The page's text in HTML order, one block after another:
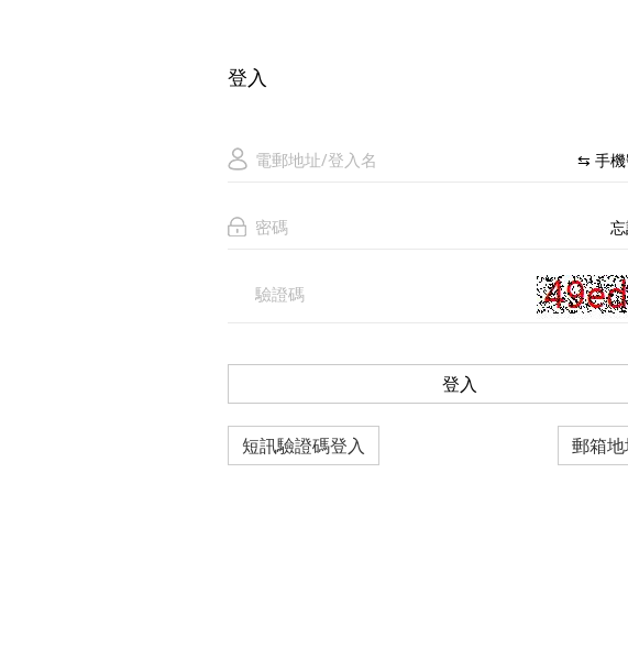
登入
⇆ 手機
登入
短訊驗證碼登入 郵箱